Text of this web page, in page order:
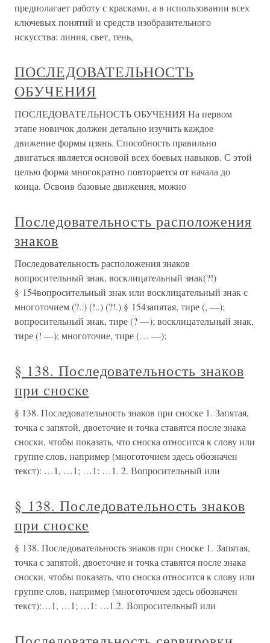
предполагает работу с красками, а в использовании всех
ключевых понятий и средств изобразительного
искусства: линия, свет, тень,
ПОСЛЕДОВАТЕЛЬНОСТЬ
ОБУЧЕНИЯ
ПОСЛЕДОВАТЕЛЬНОСТЬ ОБУЧЕНИЯ На первом
этапе новичок должен детально изучить каждое
движение формы цзянь. Способность правильно
двигаться является основой всех боевых навыков. С этой
целью форма многократно повторяется от начала до
конца. Освоив базовые движения, можно
Последовательность расположения
знаков
Последовательность расположения знаков
вопросительный знак, восклицательный знак(?!)
§ 154вопросительный знак или восклицательный знак с
многоточием (?..) (!..) (?!.) § 154запятая, тире (, —);
вопросительный знак, тире (? —); восклицательный знак,
тире (! —); многоточие, тире (… —);
§ 138. Последовательность знаков
при сноске
§ 138. Последовательность знаков при сноске 1. Запятая,
точка с запятой, двоеточие и точка ставятся после знака
сноски, чтобы показать, что сноска относится к слову или
группе слов, например (многоточием здесь обозначен
текст): …1, …1; …1: …1. 2. Вопросительный или
§ 138. Последовательность знаков
при сноске
§ 138. Последовательность знаков при сноске 1. Запятая,
точка с запятой, двоеточие и точка ставятся после знака
сноски, чтобы показать, что сноска относится к слову или
группе слов, например (многоточием здесь обозначен
текст):…1, …1; …1: …1.2. Вопросительный или